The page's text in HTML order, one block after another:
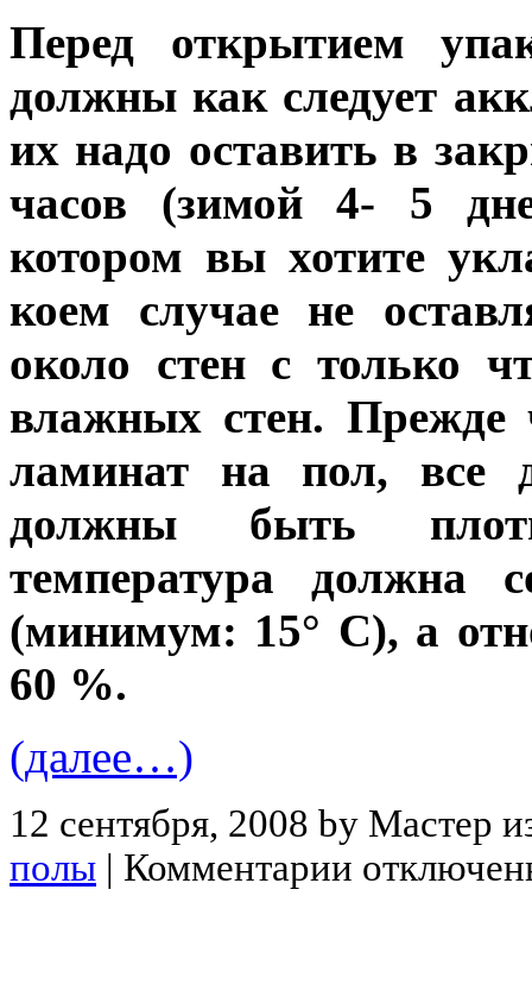
Перед открытием
должны как следует
их надо оставить в
часов (зимой 4- 5
котором вы хотите
коем случае не
около стен с только
влажных стен. Прежде
ламинат на пол, все
должны быть
температура должна
(минимум: 15° С), а
60 %.
(далее…)
12 сентября, 2008 by Мастер
полы | Комментарии